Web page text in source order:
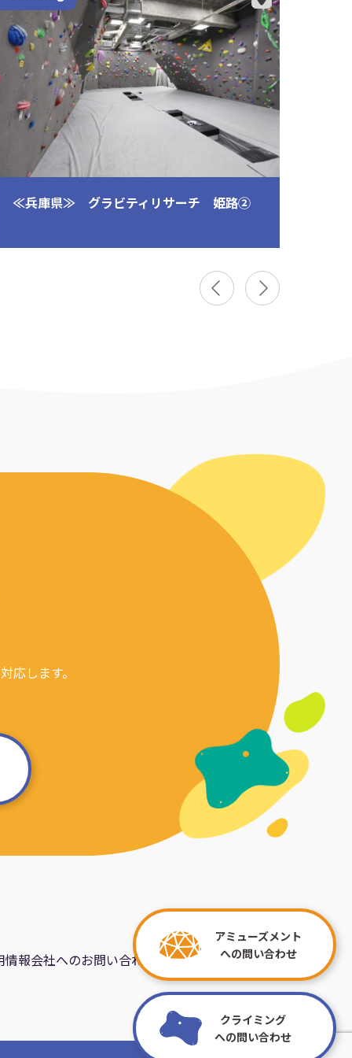
≪兵庫県≫ グラビティリサーチ 姫路②
アミューズメント
への問い合わせ
クライミング
への問い合わせ
応します。
情報会社へのお問い合わせ